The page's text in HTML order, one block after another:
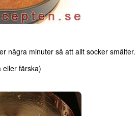
några minuter så att allt socker smälter.
eller färska)